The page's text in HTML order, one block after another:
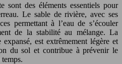
des éléments essentiels pour
Le sable de rivière, avec ses
permettant à l’eau de s’écouler
de la stabilité au mélange. La
est extrêmement légère et
du sol et contribue à prévenir le